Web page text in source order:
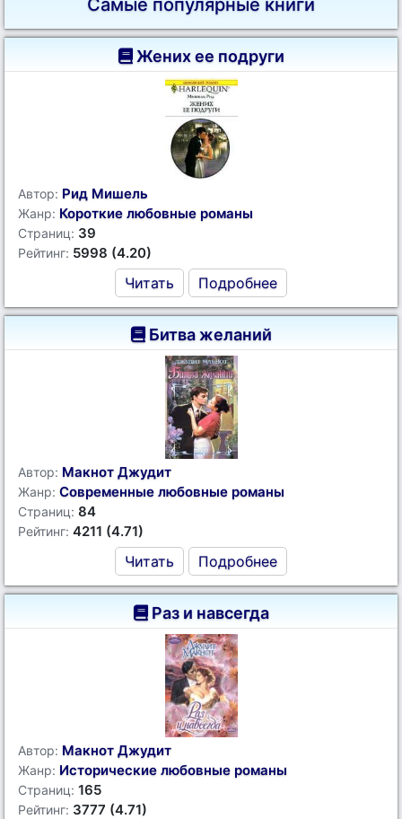
Самые популярные книги
Жених ее подруги
Автор: Рид Мишель
Жанр: Короткие любовные романы
Страниц: 39
Рейтинг: 5998 (4.20)
Читать Подробнее
Битва желаний
Автор: Макнот Джудит
Жанр: Современные любовные романы
Страниц: 84
Рейтинг: 4211 (4.71)
Читать Подробнее
Раз и навсегда
Автор: Макнот Джудит
Жанр: Исторические любовные романы
Страниц: 165
Рейтинг: 3777 (4.71)